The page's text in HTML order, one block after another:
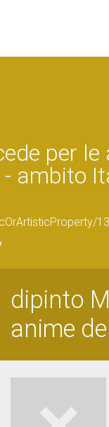
per le
ambito
dipinto
anime